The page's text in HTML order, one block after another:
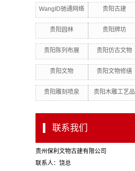
WangID驰通网络 贵阳古建
贵阳园林 贵阳牌坊
贵阳陈列布展 贵阳仿古文物
贵阳文物 贵阳文物修缮
贵阳雕刻喷泉 贵阳木雕工艺品
联系我们
贵州保利文物古建有限公司
联系人：饶总